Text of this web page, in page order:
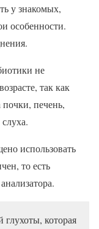
у знакомых,
особенности.
не
так как
печень,
использовать
то есть
которая